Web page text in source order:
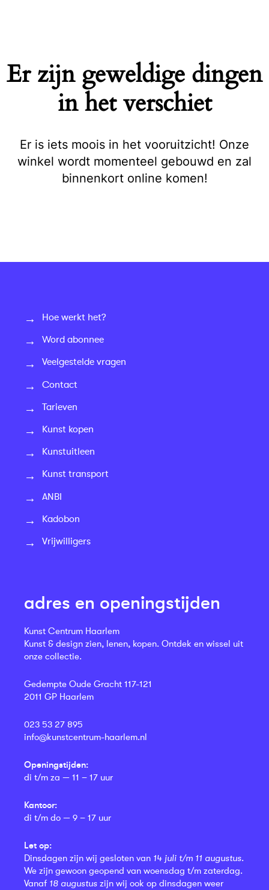
Er zijn geweldige dingen
in het verschiet
Er is iets moois in het vooruitzicht! Onze
winkel wordt momenteel gebouwd en zal
binnenkort online komen!
Hoe werkt het?
Word abonnee
Veelgestelde vragen
Contact
Tarieven
Kunst kopen
Kunstuitleen
Kunst transport
ANBI
Kadobon
Vrijwilligers
adres en openingstijden
Kunst Centrum Haarlem
Kunst & design zien, lenen, kopen. Ontdek en wissel uit
onze collectie.
Gedempte Oude Gracht 117-121
2011 GP Haarlem
023 53 27 895
info@kunstcentrum-haarlem.nl
Openingstijden:
di t/m za — 11 – 17 uur
Kantoor:
di t/m do — 9 – 17 uur
Let op:
Dinsdagen zijn wij gesloten van 14 juli t/m 11 augustus.
We zijn gewoon geopend van woensdag t/m zaterdag.
Vanaf 18 augustus zijn wij ook op dinsdagen weer